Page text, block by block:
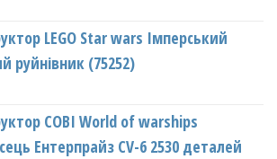
LEGO Star wars Імперський
руйнівник (75252)
COBI World of warships
Ентерпрайз CV-6 2530 деталей